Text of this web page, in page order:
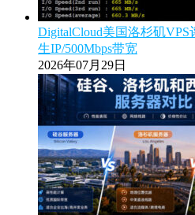
DigitalCloud美国洛杉矶
生IP/500Mbps带宽
2026年07月29日